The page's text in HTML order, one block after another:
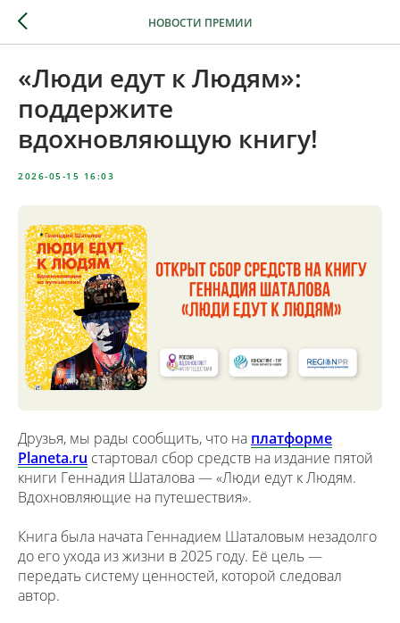
НОВОСТИ ПРЕМИИ
«Люди едут к Людям»:
поддержите
вдохновляющую книгу!
2026-05-15 16:03
Друзья, мы рады сообщить, что на платформе
Planeta.ru стартовал сбор средств на издание пятой
книги Геннадия Шаталова — «Люди едут к Людям.
Вдохновляющие на путешествия».
Книга была начата Геннадием Шаталовым незадолго
до его ухода из жизни в 2025 году. Её цель —
передать систему ценностей, которой следовал
автор.